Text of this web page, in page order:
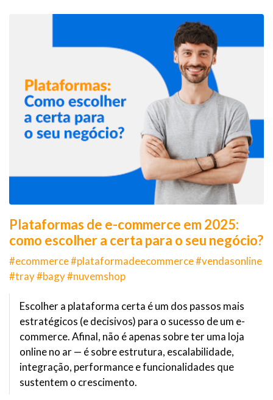
Plataformas de e-commerce em 2025:
como escolher a certa para o seu negócio?
#ecommerce #plataformadeecommerce #vendasonline
#tray #bagy #nuvemshop
Escolher a plataforma certa é um dos passos mais
estratégicos (e decisivos) para o sucesso de um e-
commerce. Afinal, não é apenas sobre ter uma loja
online no ar — é sobre estrutura, escalabilidade,
integração, performance e funcionalidades que
sustentem o crescimento.